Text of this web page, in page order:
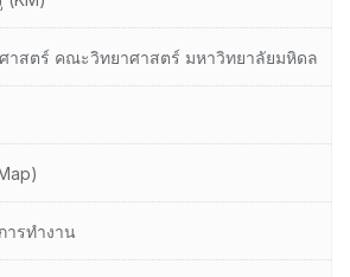
าสตร์ คณะวิทยาศาสตร์ มหาวิทยาลัยมหิดล
ารทำงาน